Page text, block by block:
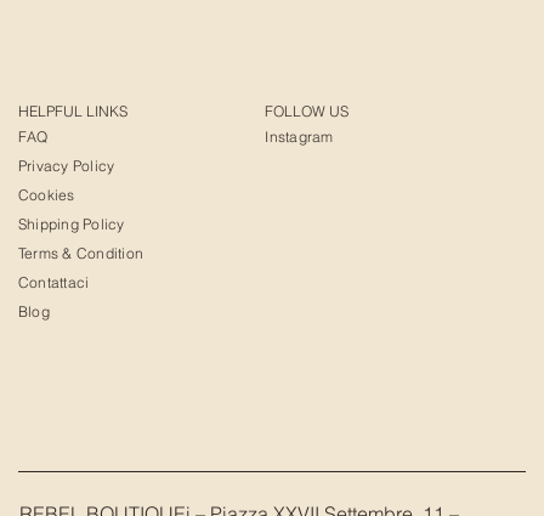
HELPFUL LINKS
FAQ
Privacy Policy
Cookies
Shipping Policy
Terms & Condition
Contattaci
Blog
FOLLOW US
Instagram